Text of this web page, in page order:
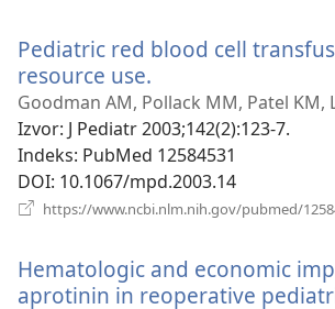
Pediatric red blood cell
resource use.
novi
prozor)
Goodman AM, Pollack MM, Patel KM,
Izvor‎: J Pediatr 2003;142(2):123-7.
Indeks‎: PubMed 12584531
DOI‎: 10.1067/mpd.2003.14
https://www.ncbi.nlm.nih.gov/pubmed/
Hematologic and economic
aprotinin in reoperative